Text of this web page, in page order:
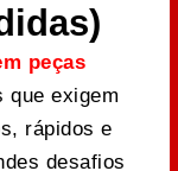
peças
que exigem
rápidos e
desafios